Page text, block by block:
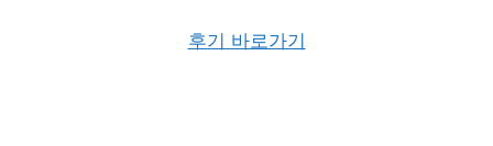
후기 바로가기